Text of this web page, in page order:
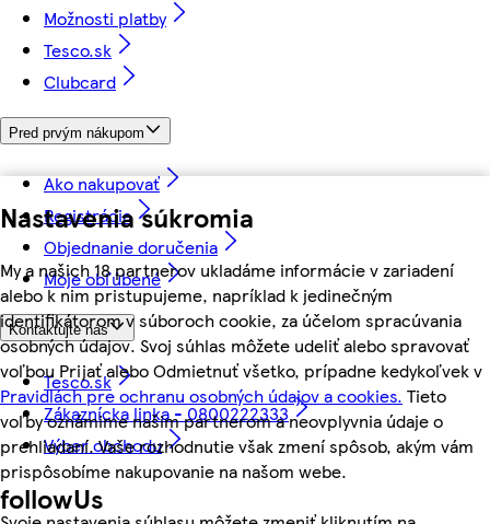
Nastavenia súkromia
My a našich 18 partnerov ukladáme informácie v zariadení
alebo k nim pristupujeme, napríklad k jedinečným
identifikátorom v súboroch cookie, za účelom spracúvania
osobných údajov. Svoj súhlas môžete udeliť alebo spravovať
voľbou Prijať alebo Odmietnuť všetko, prípadne kedykoľvek v
Pravidlách pre ochranu osobných údajov a cookies. Tieto
voľby oznámime našim partnerom a neovplyvnia údaje o
prehliadaní. Vaše rozhodnutie však zmení spôsob, akým vám
prispôsobíme nakupovanie na našom webe.
Možnosti platby
Tesco.sk
Clubcard
Pred prvým nákupom
Ako nakupovať
Registrácia
Objednanie doručenia
Moje obľúbené
Kontaktujte nás
Tesco.sk
Zákaznícka linka - 0800222333
Výber obchodu
followUs